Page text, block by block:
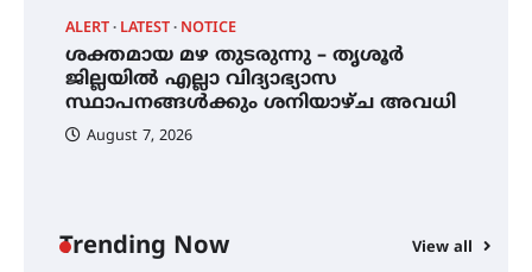
ALERT LATEST NOTICE
ശക്തമായ മഴ തുടരുന്നു – തൃശൂർ
ജില്ലയിൽ എല്ലാ വിദ്യാഭ്യാസ
സ്ഥാപനങ്ങൾക്കും ശനിയാഴ്ച അവധി
August 7, 2026
Trending Now View all
സർഗ്ഗസാഹിതി- കവിതാസംഗമം
2026 കവിതാ ചർച്ച കാട്ടൂർ, ടി. കെ.
ബാലൻ ഹാളിൽ 16ന്
അവധി